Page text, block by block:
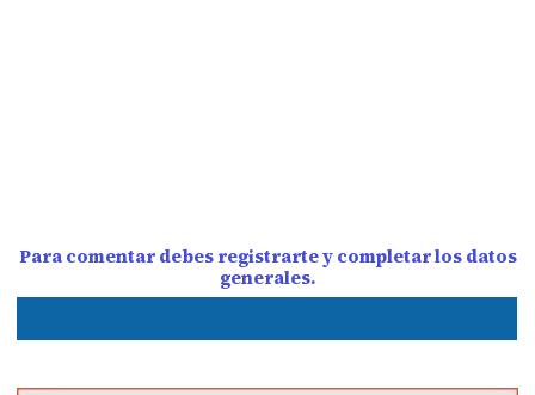
Para comentar debes registrarte y completar los datos
generales.